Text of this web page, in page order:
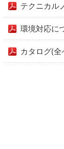
テクニカル
環境対応に
カタログ(全